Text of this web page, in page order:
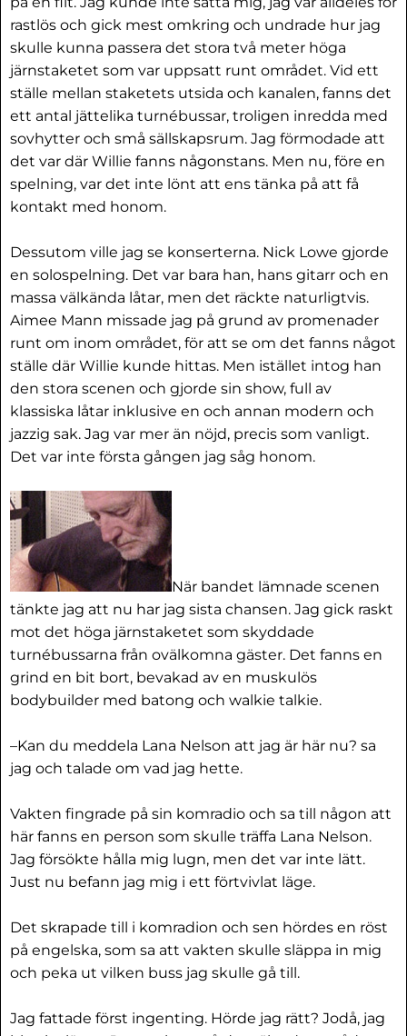
rastlös och gick mest omkring och undrade hur jag
skulle kunna passera det stora två meter höga
järnstaketet som var uppsatt runt området. Vid ett
ställe mellan staketets utsida och kanalen, fanns det
ett antal jättelika turnébussar, troligen inredda med
sovhytter och små sällskapsrum. Jag förmodade att
det var där Willie fanns någonstans. Men nu, före en
spelning, var det inte lönt att ens tänka på att få
kontakt med honom.
Dessutom ville jag se konserterna. Nick Lowe gjorde
en solospelning. Det var bara han, hans gitarr och en
massa välkända låtar, men det räckte naturligtvis.
Aimee Mann missade jag på grund av promenader
runt om inom området, för att se om det fanns något
ställe där Willie kunde hittas. Men istället intog han
den stora scenen och gjorde sin show, full av
klassiska låtar inklusive en och annan modern och
jazzig sak. Jag var mer än nöjd, precis som vanligt.
Det var inte första gången jag såg honom.
När bandet lämnade scenen
tänkte jag att nu har jag sista chansen. Jag gick raskt
mot det höga järnstaketet som skyddade
turnébussarna från ovälkomna gäster. Det fanns en
grind en bit bort, bevakad av en muskulös
bodybuilder med batong och walkie talkie.
–Kan du meddela Lana Nelson att jag är här nu? sa
jag och talade om vad jag hette.
Vakten fingrade på sin komradio och sa till någon att
här fanns en person som skulle träffa Lana Nelson.
Jag försökte hålla mig lugn, men det var inte lätt.
Just nu befann jag mig i ett förtvivlat läge.
Det skrapade till i komradion och sen hördes en röst
på engelska, som sa att vakten skulle släppa in mig
och peka ut vilken buss jag skulle gå till.
Jag fattade först ingenting. Hörde jag rätt? Jodå, jag